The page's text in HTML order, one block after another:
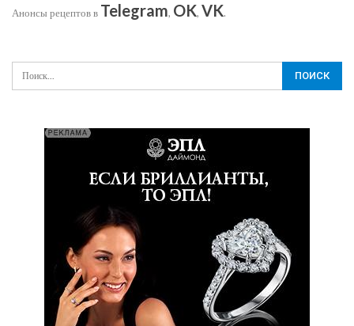
Анонсы рецептов в Telegram, OK, VK.